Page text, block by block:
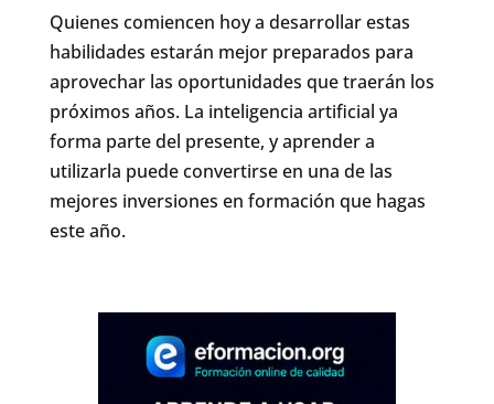
Quienes comiencen hoy a desarrollar estas
habilidades estarán mejor preparados para
aprovechar las oportunidades que traerán los
próximos años. La inteligencia artificial ya
forma parte del presente, y aprender a
utilizarla puede convertirse en una de las
mejores inversiones en formación que hagas
este año.